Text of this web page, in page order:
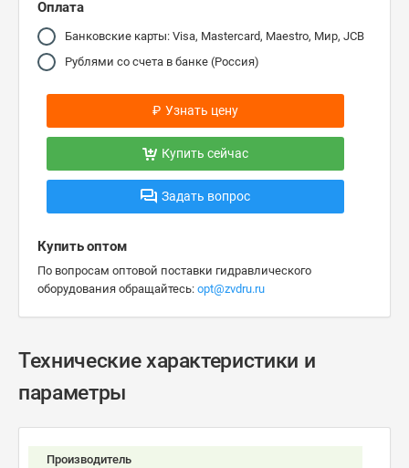
Оплата
Банковские карты: Visa, Mastercard, Maestro, Мир, JCB
Рублями со счета в банке (Россия)
₽ Узнать цену
Купить сейчас
Задать вопрос
Купить оптом
По вопросам оптовой поставки гидравлического
оборудования обращайтесь: opt@zvdru.ru
Технические характеристики и
параметры
Производитель